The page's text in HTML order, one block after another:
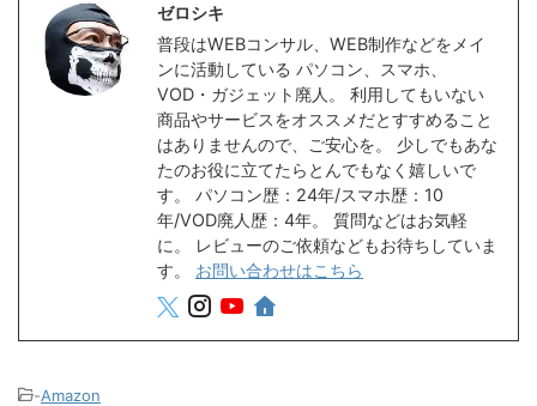
ゼロシキ
普段はWEBコンサル、WEB制作などをメイ
ンに活動している パソコン、スマホ、
VOD・ガジェット廃人。 利用してもいない
商品やサービスをオススメだとすすめること
はありませんので、ご安心を。 少しでもあな
たのお役に立てたらとんでもなく嬉しいで
す。 パソコン歴：24年/スマホ歴：10
年/VOD廃人歴：4年。 質問などはお気軽
に。 レビューのご依頼などもお待ちしていま
す。 お問い合わせはこちら
-Amazon